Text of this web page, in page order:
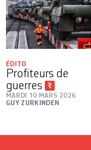
ÉDITO
Profiteurs de
guerres
MARDI 10 MARS 2026
GUY ZURKINDEN